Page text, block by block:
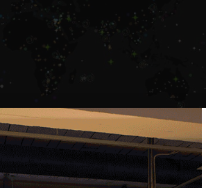
whatismissing.com
la historia, donde podemos situar